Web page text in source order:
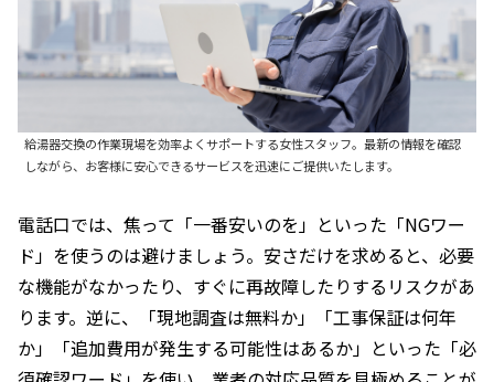
給湯器交換の作業現場を効率よくサポートする女性スタッフ。最新の情報を確認
しながら、お客様に安心できるサービスを迅速にご提供いたします。
電話口では、焦って「一番安いのを」といった「NGワー
ド」を使うのは避けましょう。安さだけを求めると、必要
な機能がなかったり、すぐに再故障したりするリスクがあ
ります。逆に、「現地調査は無料か」「工事保証は何年
か」「追加費用が発生する可能性はあるか」といった「必